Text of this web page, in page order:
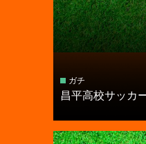
ガチ
昌平高校サッカ